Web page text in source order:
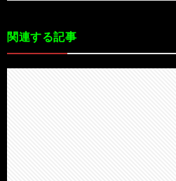
関連する記事